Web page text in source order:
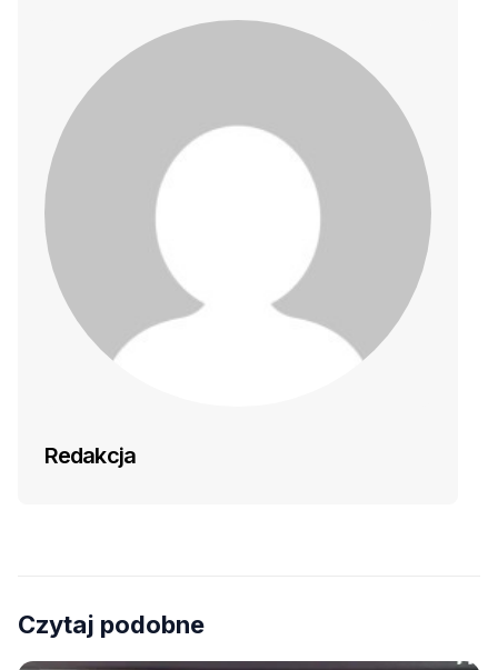
Redakcja
Czytaj podobne